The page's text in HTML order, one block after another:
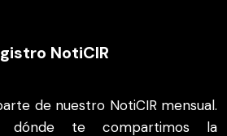
NotiCIR
de nuestro NotiCIR mensual.
dónde te compartimos la